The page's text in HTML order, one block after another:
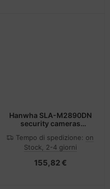
Hanwha SLA-M2890DN
security cameras
Lente
Tempo di spedizione: on
Stock, 2-4 giorni
155,82 €